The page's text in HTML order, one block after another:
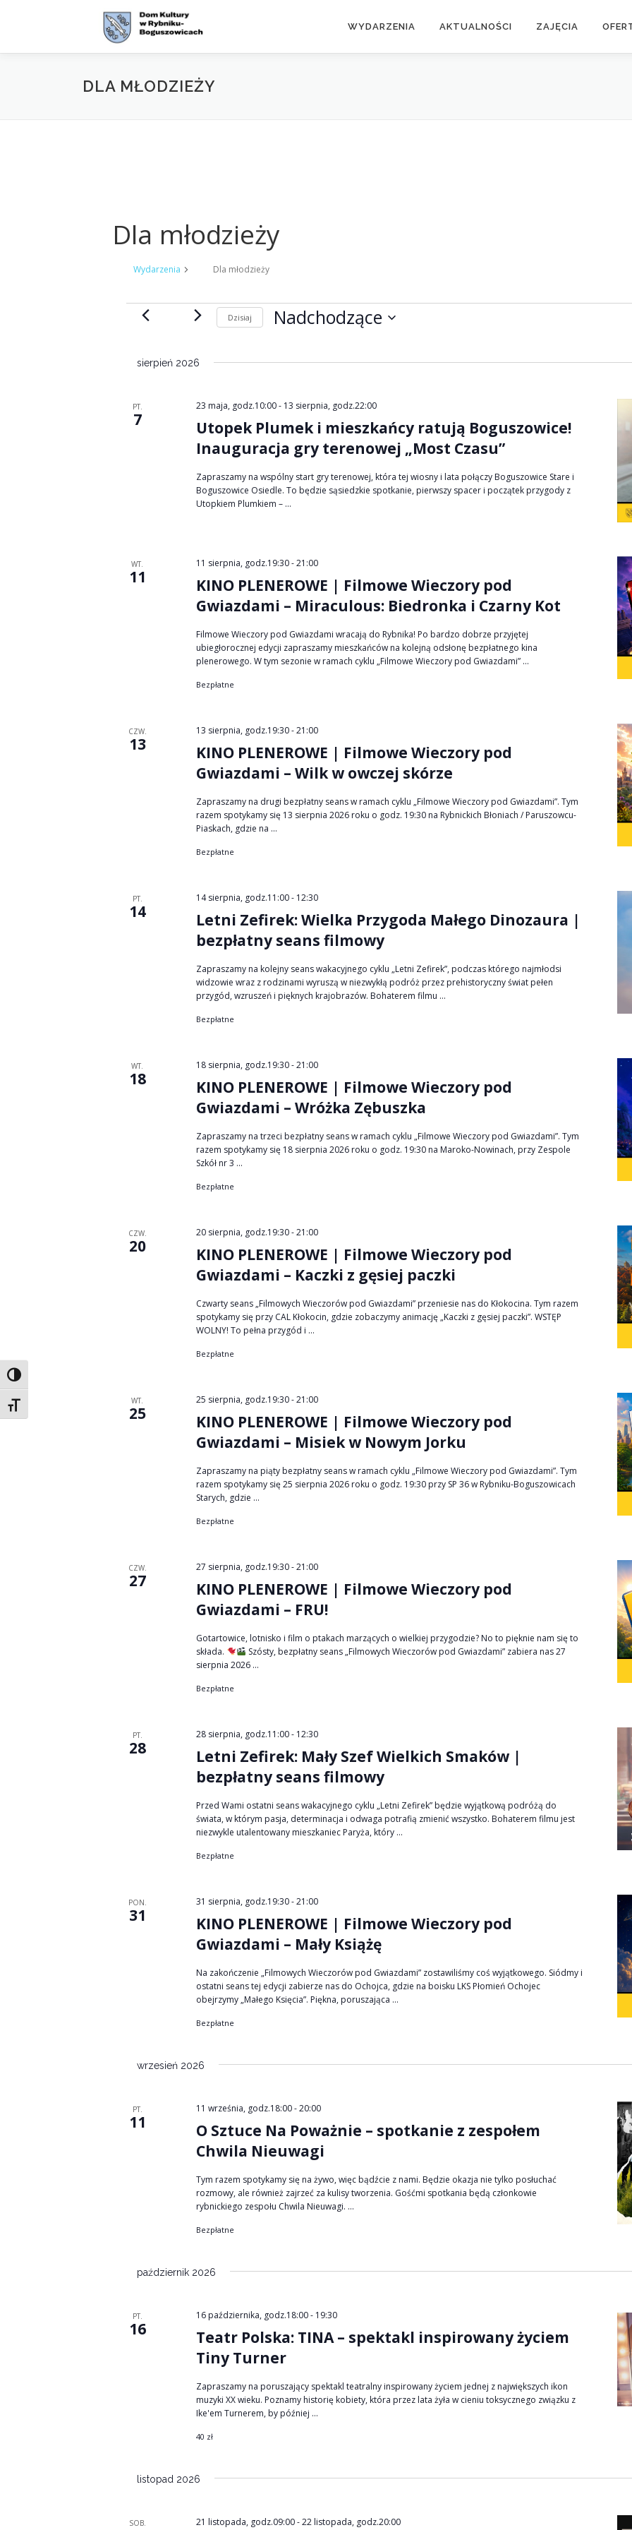
Toggle High Contrast
Toggle Font size
WYDARZENIA AKTUALNOŚCI ZAJĘCIA
DLA MŁODZIEŻY
Dla młodzieży
Wydarzenia Dla młodzieży
Dzisiaj Nadchodzące
sierpień 2026
PT.
7
Utopek Plumek i mieszkańcy ratują Boguszowice!
Inauguracja gry terenowej „Most Czasu”
23 maja, godz.10:00- 13 sierpnia, godz.22:00
Zapraszamy na wspólny start gry terenowej, która tej wiosny i lata połączy Boguszowice Stare i
Boguszowice Osiedle. To będzie sąsiedzkie spotkanie, pierwszy spacer i początek przygody z
Utopkiem Plumkiem – ...
WT.
11
KINO PLENEROWE | Filmowe Wieczory pod
Gwiazdami – Miraculous: Biedronka i Czarny Kot
11 sierpnia, godz.19:30-21:00
Filmowe Wieczory pod Gwiazdami wracają do Rybnika! Po bardzo dobrze przyjętej
ubiegłorocznej edycji zapraszamy mieszkańców na kolejną odsłonę bezpłatnego kina
plenerowego. W tym sezonie w ramach cyklu „Filmowe Wieczory pod Gwiazdami” ...
Bezpłatne
CZW.
13
KINO PLENEROWE | Filmowe Wieczory pod
Gwiazdami – Wilk w owczej skórze
13 sierpnia, godz.19:30-21:00
Zapraszamy na drugi bezpłatny seans w ramach cyklu „Filmowe Wieczory pod Gwiazdami”. Tym
razem spotykamy się 13 sierpnia 2026 roku o godz. 19:30 na Rybnickich Błoniach / Paruszowcu-
Piaskach, gdzie na ...
Bezpłatne
PT.
14
Letni Zefirek: Wielka Przygoda Małego Dinozaura |
bezpłatny seans filmowy
14 sierpnia, godz.11:00- 12:30
Zapraszamy na kolejny seans wakacyjnego cyklu „Letni Zefirek”, podczas którego najmłodsi
widzowie wraz z rodzinami wyruszą w niezwykłą podróż przez prehistoryczny świat pełen
przygód, wzruszeń i pięknych krajobrazów. Bohaterem filmu ...
Bezpłatne
WT.
18
KINO PLENEROWE | Filmowe Wieczory pod
Gwiazdami – Wróżka Zębuszka
18 sierpnia, godz.19:30-21:00
Zapraszamy na trzeci bezpłatny seans w ramach cyklu „Filmowe Wieczory pod Gwiazdami”. Tym
razem spotykamy się 18 sierpnia 2026 roku o godz. 19:30 na Maroko-Nowinach, przy Zespole
Szkół nr 3 ...
Bezpłatne
CZW.
20
KINO PLENEROWE | Filmowe Wieczory pod
Gwiazdami – Kaczki z gęsiej paczki
20 sierpnia, godz.19:30-21:00
Czwarty seans „Filmowych Wieczorów pod Gwiazdami” przeniesie nas do Kłokocina. Tym razem
spotykamy się przy CAL Kłokocin, gdzie zobaczymy animację „Kaczki z gęsiej paczki”. WSTĘP
WOLNY! To pełna przygód i ...
Bezpłatne
WT.
25
KINO PLENEROWE | Filmowe Wieczory pod
Gwiazdami – Misiek w Nowym Jorku
25 sierpnia, godz.19:30-21:00
Zapraszamy na piąty bezpłatny seans w ramach cyklu „Filmowe Wieczory pod Gwiazdami”. Tym
razem spotykamy się 25 sierpnia 2026 roku o godz. 19:30 przy SP 36 w Rybniku-Boguszowicach
Starych, gdzie ...
Bezpłatne
CZW.
27
KINO PLENEROWE | Filmowe Wieczory pod
Gwiazdami – FRU!
27 sierpnia, godz.19:30-21:00
Gotartowice, lotnisko i film o ptakach marzących o wielkiej przygodzie? No to pięknie nam się to
składa.
Szósty, bezpłatny seans „Filmowych Wieczorów pod Gwiazdami” zabiera nas 27
sierpnia 2026 ...
Bezpłatne
PT.
28
Letni Zefirek: Mały Szef Wielkich Smaków |
bezpłatny seans filmowy
28 sierpnia, godz.11:00- 12:30
Przed Wami ostatni seans wakacyjnego cyklu „Letni Zefirek” będzie wyjątkową podróżą do
świata, w którym pasja, determinacja i odwaga potrafią zmienić wszystko. Bohaterem filmu jest
niezwykle utalentowany mieszkaniec Paryża, który ...
Bezpłatne
PON.
31
KINO PLENEROWE | Filmowe Wieczory pod
Gwiazdami – Mały Książę
31 sierpnia, godz.19:30-21:00
Na zakończenie „Filmowych Wieczorów pod Gwiazdami” zostawiliśmy coś wyjątkowego. Siódmy i
ostatni seans tej edycji zabierze nas do Ochojca, gdzie na boisku LKS Płomień Ochojec
obejrzymy „Małego Księcia”. Piękna, poruszająca ...
Bezpłatne
wrzesień 2026
PT.
11
O Sztuce Na Poważnie – spotkanie z zespołem
Chwila Nieuwagi
11 września, godz.18:00-20:00
Tym razem spotykamy się na żywo, więc bądźcie z nami. Będzie okazja nie tylko posłuchać
rozmowy, ale również zajrzeć za kulisy tworzenia. Gośćmi spotkania będą członkowie
rybnickiego zespołu Chwila Nieuwagi. ...
Bezpłatne
październik 2026
PT.
16
Teatr Polska: TINA – spektakl inspirowany życiem
Tiny Turner
16 października, godz.18:00- 19:30
Zapraszamy na poruszający spektakl teatralny inspirowany życiem jednej z największych ikon
muzyki XX wieku. Poznamy historię kobiety, która przez lata żyła w cieniu toksycznego związku z
Ike'em Turnerem, by później ...
40 zł
listopad 2026
SOB. 21 listopada, godz.09:00-22 listopada, godz.20:00